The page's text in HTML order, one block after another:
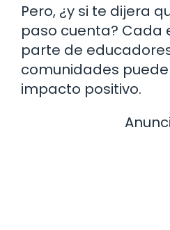
Pero, ¿y si te dijera
paso cuenta? Cada
parte de
comunidades
impacto positivo.